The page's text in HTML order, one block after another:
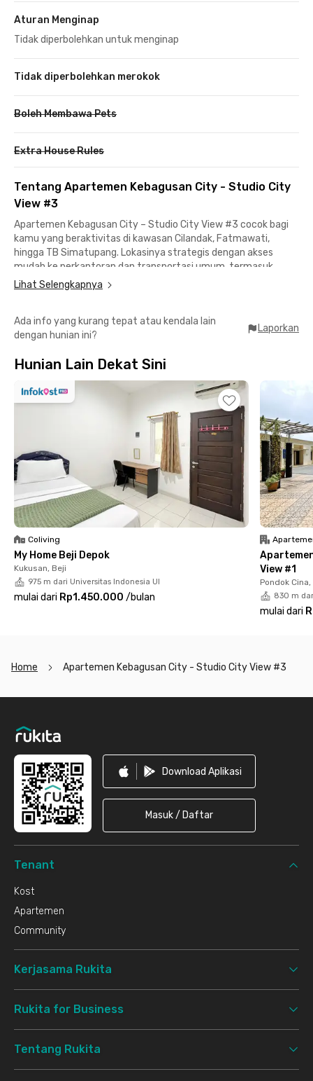
Aturan Menginap
Tidak diperbolehkan untuk menginap
Tidak diperbolehkan merokok
Boleh Membawa Pets
Extra House Rules
Tentang Apartemen Kebagusan City - Studio City
View #3
Apartemen Kebagusan City – Studio City View #3 cocok bagi
kamu yang beraktivitas di kawasan Cilandak, Fatmawati,
hingga TB Simatupang. Lokasinya strategis dengan akses
mudah ke perkantoran dan transportasi umum, termasuk
Stasiun Tanjung Barat yang dapat dijangkau dalam beberapa
menit, sehingga mobilitas ke pusat kota terasa lebih praktis.
Unit studio ini sudah fully furnished dan dirancang untuk
kenyamanan tinggal jangka pendek maupun bulanan. Fasilitas
dengan AC dan TV, menciptakan ruang tinggal yang fungsional
dan nyaman. Selain itu, sewa apartemen Jakarta Selatan ini
sudah termasuk free IPL, sehingga lebih hemat untuk biaya
bulanan.
Sebagai penghuni, kamu juga dapat menikmati berbagai
fasilitas gedung seperti lobby, lift, area parkir, fitness center,
playground, dan CCTV yang menunjang keamanan serta
kenyamanan sehari-hari. Dengan fasilitas lengkap dan lokasi
strategis, apartemen di Jakarta Selatan ini menjadi pilihan
tepat bagi kamu yang mencari hunian praktis dengan
pemandangan kota.
Lihat Selengkapnya
Ada info yang kurang tepat atau kendala lain
dengan hunian ini?
Laporkan
Hunian Lain Dekat Sini
Coliving
My Home Beji Depok
Kukusan, Beji
975 m dari Universitas Indonesia UI
mulai dari Rp1.450.000 /bulan
View #1
Pondok Cina,
830 m
mulai dari
Home Apartemen Kebagusan City - Studio City View #3
Download Aplikasi
Masuk / Daftar
Tenant
Kost
Apartemen
Community
Kerjasama Rukita
Rukita for Business
Tentang Rukita